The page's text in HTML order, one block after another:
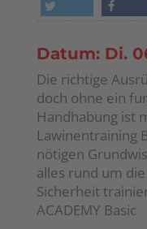
Datum: Di.
Die richtige
doch ohne ein
Handhabung ist
Lawinentraining
nötigen
alles rund um
Sicherheit
ACADEMY Basic